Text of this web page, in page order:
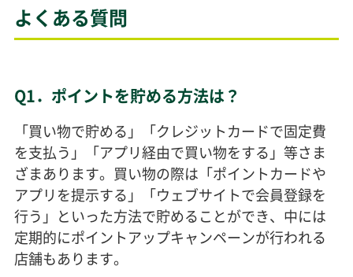
よくある質問
Q1．ポイントを貯める方法は？
「買い物で貯める」「クレジットカードで固定費
を支払う」「アプリ経由で買い物をする」等さま
ざまあります。買い物の際は「ポイントカードや
アプリを提示する」「ウェブサイトで会員登録を
行う」といった方法で貯めることができ、中には
定期的にポイントアップキャンペーンが行われる
店舗もあります。